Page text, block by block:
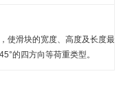
使滑块的宽度、高度及长度最
的四方向等荷重类型。